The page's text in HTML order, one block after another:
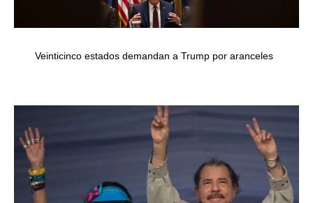
Veinticinco estados demandan a Trump por aranceles